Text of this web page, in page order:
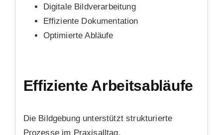
Digitale Bildverarbeitung
Effiziente Dokumentation
Optimierte Abläufe
Effiziente Arbeitsabläufe
Die Bildgebung unterstützt strukturierte
Prozesse im Praxisalltag.